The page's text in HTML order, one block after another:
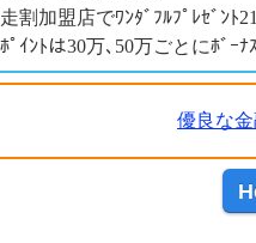
走割加盟店でﾜﾝﾀﾞﾌﾙﾌﾟﾚｾﾞﾝﾄ
ﾎﾟｲﾝﾄは30万､50万ごとにﾎﾞｰ
優良な